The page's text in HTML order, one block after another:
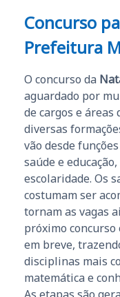
Concurso
Prefeitura
O concurso da
aguardado por
de cargos e áreas
diversas
vão desde
saúde e
escolaridade. Os
costumam ser
tornam as vagas
próximo
em breve,
disciplinas mais
matemática e